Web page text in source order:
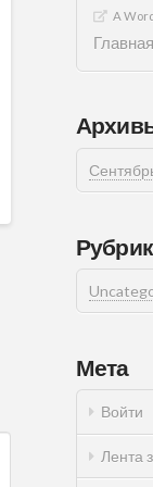
A
Главная
Мета
Войти
Лента